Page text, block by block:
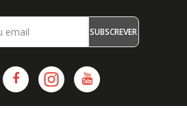
SUBSCREVER